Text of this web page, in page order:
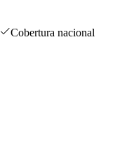
Cobertura nacional